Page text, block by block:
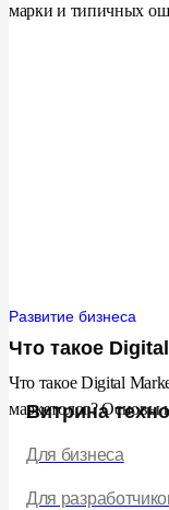
марки и типичных
Развитие бизнеса
Что такое
Что такое Digital
маркетолог? Основы
Витрина
Для бизнеса
Для